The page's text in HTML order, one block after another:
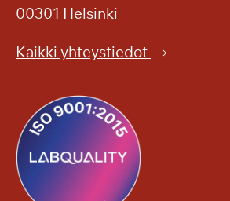
00301 Helsinki
Kaikki yhteystiedot